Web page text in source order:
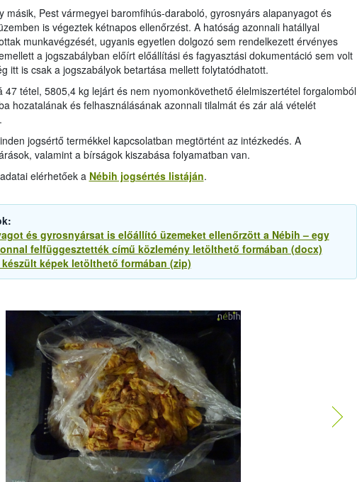
másik, Pest vármegyei baromfihús-daraboló, gyrosnyárs alapanyagot és
is végeztek kétnapos ellenőrzést. A hatóság azonnali hatállyal
munkavégzését, ugyanis egyetlen dolgozó sem rendelkezett érvényes
a jogszabályban előírt előállítási és fagyasztási dokumentáció sem volt
itt is csak a jogszabályok betartása mellett folytatódhatott.
47 tétel, 5805,4 kg lejárt és nem nyomonkövethető élelmiszertétel forgalomból
hozatalának és felhasználásának azonnali tilalmát és zár alá vételét
jogsértő termékkel kapcsolatban megtörtént az intézkedés. A
valamint a bírságok kiszabása folyamatban van.
elérhetőek a Nébih jogsértés listáján.
és gyrosnyársat is előállító üzemeket ellenőrzött a Nébih – egy
felfüggesztették című közlemény letölthető formában (docx)
képek letölthető formában (zip)